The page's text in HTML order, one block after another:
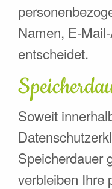
Namen, E-
entscheidet.
Soweit
Speicherdauer
verbleiben Ihre